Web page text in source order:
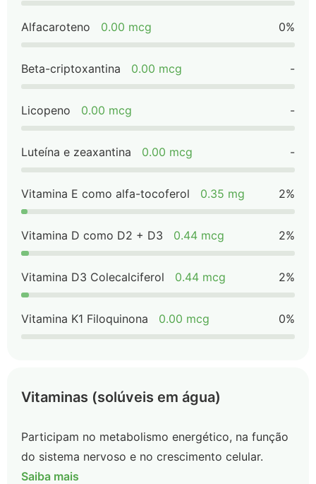
Alfacaroteno 0.00 mcg 0%
Beta-criptoxantina 0.00 mcg -
Licopeno 0.00 mcg -
Luteína e zeaxantina 0.00 mcg -
Vitamina E como alfa-tocoferol 0.35 mg 2%
Vitamina D como D2 + D3 0.44 mcg 2%
Vitamina D3 Colecalciferol 0.44 mcg 2%
Vitamina K1 Filoquinona 0.00 mcg 0%
Vitaminas (solúveis em água)
Participam no metabolismo energético, na função
do sistema nervoso e no crescimento celular.
Saiba mais